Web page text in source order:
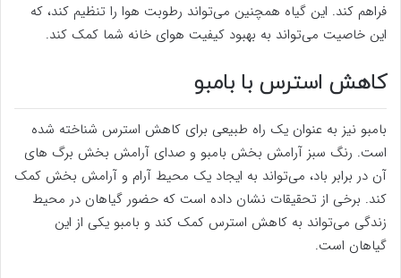
فراهم کند. این گیاه همچنین می‌تواند رطوبت هوا را تنظیم کند، که
این خاصیت می‌تواند به بهبود کیفیت هوای خانه شما کمک کند.
کاهش استرس با بامبو
بامبو نیز به عنوان یک راه طبیعی برای کاهش استرس شناخته شده
است. رنگ سبز آرامش بخش بامبو و صدای آرامش بخش برگ های
آن در برابر باد، می‌تواند به ایجاد یک محیط آرام و آرامش بخش کمک
کند. برخی از تحقیقات نشان داده است که حضور گیاهان در محیط
زندگی می‌تواند به کاهش استرس کمک کند و بامبو یکی از این
گیاهان است.